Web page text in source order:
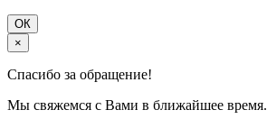
ОК
×
Спасибо за обращение!
Мы свяжемся с Вами в ближайшее время.